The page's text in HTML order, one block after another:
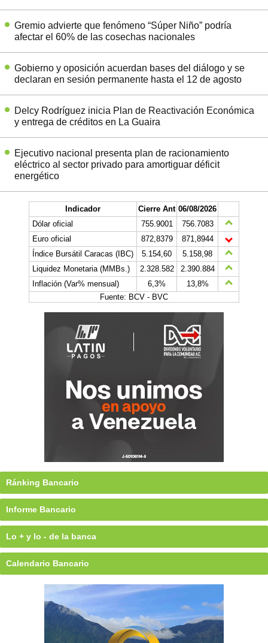
Gremio advierte que fenómeno “Súper Niño” podría
afectar el 60% de las cosechas nacionales
Gobierno y oposición acuerdan bases del diálogo y se
declaran en sesión permanente hasta el 12 de agosto
Delcy Rodríguez inicia Plan de Reactivación Económica
y entrega de créditos en La Guaira
Ejecutivo nacional presenta plan de racionamiento
eléctrico al sector privado para amortiguar déficit
energético
Indicador Cierre Ant 06/08/2026
Dólar oficial
755.9001
756.7083
Euro oficial
872,8379
871,8944
Índice Bursátil Caracas (IBC)
5.154,60
5.158,98
Liquidez Monetaria (MMBs.)
2.328.582
2.390.884
Inflación (Var% mensual)
6,3%
13,8%
Fuente: BCV - BVC
Ránking Bancario
Informe Bancario
Lo + y lo - de la banca
Calendario Bancario